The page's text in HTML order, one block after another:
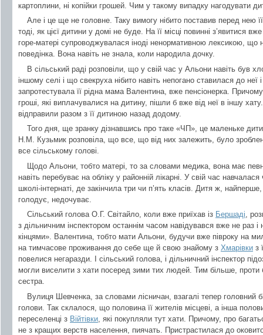
картоплини, ні копійки грошей. Чим у такому випадку нагодувати
Але і це ще не головне. Таку вимогу нібито поставив перед нею
тоді, як цієї дитини у домі не буде. На її місці повинні з’явитися
горе-матері супроводжувалася іноді ненормативною лексикою,
поведінка. Вона навіть не знала, коли народила дочку.
В сільський раді розповіли, що у свій час у Альони навіть був
іншому селі і що свекруха нібито навіть непогано ставилася до неї
запротестувала її рідна мама Валентина, вже пенсіонерка.
гроші, які виплачувалися на дитину, пішли б вже від неї в іншу
відправили разом з її дитиною назад додому.
Того дня, ще зранку дізнавшись про таке «ЧП», це маленьке
Н.М. Кузьмик розповіла, що все, що від них залежить, було
все сільському голові.
Щодо Альони, тобто матері, то за словами медика, вона має
навіть перебуває на обліку у районній лікарні. У свій час
школі-інтернаті, де закінчила три чи п’ять класів. Дитя ж,
голодує, недочуває.
Сільський голова О.Г. Світайло, коли вже приїхав із Бершаді,
з дільничним інспектором останнім часом навідувався вже не раз і
кінцями». Валентина, тобто мати Альони, будучи вже півроку на
на тимчасове проживання до себе ще й свою знайому з Хмарівки з
повелися негаразди. І сільський голова, і дільничний інспектор
могли виселити з хати посеред зими тих людей. Тим більше,
сестра.
Вулиця Шевченка, за словами лісничан, взагалі тепер головний
голови. Так склалося, що половина її жителів місцеві, а інша
переселенці з Війтівки , які покупляли тут хати. Причому, про
не з кращих верств населення, пиячать. Пристрастилася до